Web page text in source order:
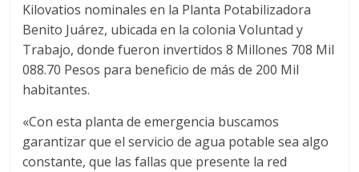
Kilovatios nominales en la Planta Potabilizadora
Benito Juárez, ubicada en la colonia Voluntad y
Trabajo, donde fueron invertidos 8 Millones 708 Mil
088.70 Pesos para beneficio de más de 200 Mil
habitantes.
«Con esta planta de emergencia buscamos
garantizar que el servicio de agua potable sea algo
constante, que las fallas que presente la red